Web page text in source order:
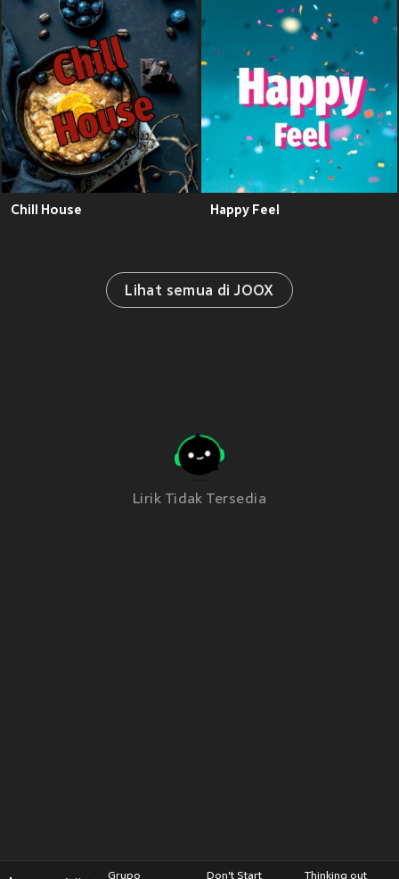
Chill House Happy Feel
Lihat semua di JOOX
Lirik Tidak Tersedia
Grupo Don't Start Thinking out